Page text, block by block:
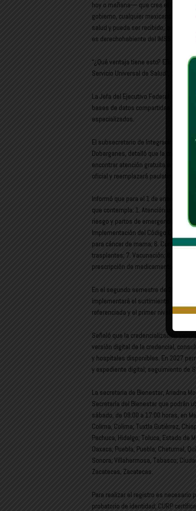
hoy o mañana— que crea el Servicio
gobierno, cualquier mexicano o
salud y pueda ser recibido; que si es
es derechohabiente del IMSS
“¿Qué ventaja tiene esto? Eficientar
Servicio Universal de Salud”, destacó
La Jefa del Ejecutivo Federal explicó
bases de datos compartidas,
especializados.
El subsecretario de Integración
Dobarganes, detalló que la
encontrar atención gratuita en todas
oficial y reemplazará paulatinamente
Informó que para el 1 de enero de
que contempla: 1. Atención universal
riesgo y partos de emergencia; 3.
Implementación del Código Cerebro
para cáncer de mama; 6.
trasplantes; 7. Vacunación; 8.
prescripción de medicamentos.
En el segundo semestre de 2027
implementará el surtimiento
referenciada y el primer nivel de
Señaló que la credencialización
versión digital de la credencial,
y hospitales disponibles. En 2027
y expediente digital; seguimiento de
La secretaria de Bienestar, Ariadna
Secretaría del Bienestar que podrán
sábado, de 09:00 a 17:00 horas, en
Colima, Colima; Tuxtla Gutiérrez,
Pachuca, Hidalgo; Toluca, Estado de
Oaxaca; Puebla, Puebla; Chetumal,
Sonora; Villahermosa, Tabasco;
Zacatecas, Zacatecas.
Para realizar el registro es
probatorio de identidad; CURP